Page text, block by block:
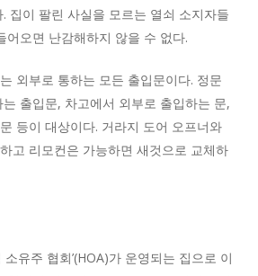
집이 팔린 사실을 모르는 열쇠 소지자들
어오면 난감해하지 않을 수 없다.
외부로 통하는 모든 출입문이다. 정문
출입문, 차고에서 외부로 출입하는 문,
등이 대상이다. 거라지 도어 오프너와
고 리모컨은 가능하면 새것으로 교체하
소유주 협회’(HOA)가 운영되는 집으로 이